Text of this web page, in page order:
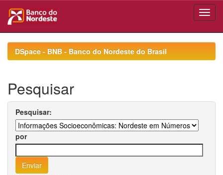
navigationDSpace - BNB - Banco do Nordeste do Brasil
Pesquisar
Pesquisar:
por